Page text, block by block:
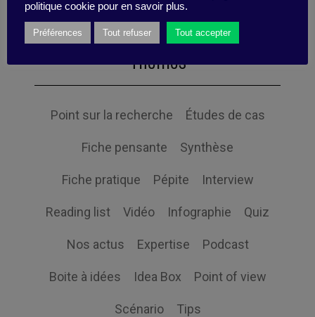
Themes
Point sur la recherche Études de cas
Fiche pensante Synthèse
Fiche pratique Pépite Interview
Reading list Vidéo Infographie Quiz
Nos actus Expertise Podcast
Boite à idées Idea Box Point of view
Scénario Tips
politique cookie pour en savoir plus.
Préférences Tout refuser Tout accepter